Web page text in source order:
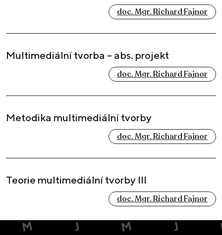
doc. Mgr. Richard Fajnor
Multimediální tvorba – abs. projekt
doc. Mgr. Richard Fajnor
Metodika multimediální tvorby
doc. Mgr. Richard Fajnor
Teorie multimediální tvorby III
doc. Mgr. Richard Fajnor